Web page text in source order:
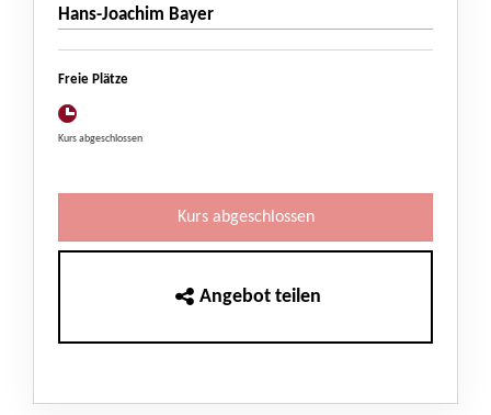
Hans-Joachim Bayer
Freie Plätze
Kurs abgeschlossen
Kurs abgeschlossen
Angebot teilen